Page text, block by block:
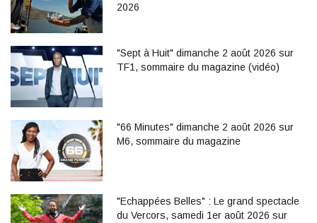
2026
"Sept à Huit" dimanche 2 août 2026 sur
TF1, sommaire du magazine (vidéo)
"66 Minutes" dimanche 2 août 2026 sur
M6, sommaire du magazine
"Echappées Belles" : Le grand spectacle
du Vercors, samedi 1er août 2026 sur